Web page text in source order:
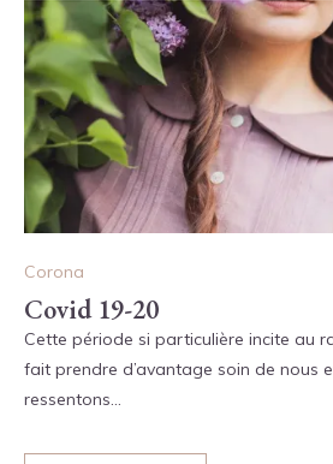
Corona
Covid 19-20
Cette période si particulière incite au
fait prendre d’avantage soin de nous
ressentons…